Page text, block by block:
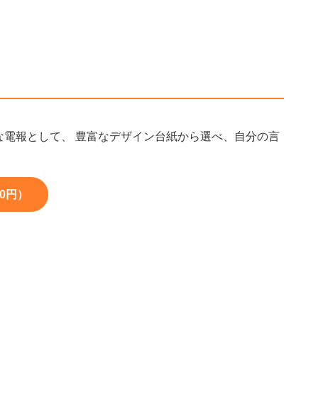
電報として、 豊富なデザイン台紙から選べ、自分の言
）